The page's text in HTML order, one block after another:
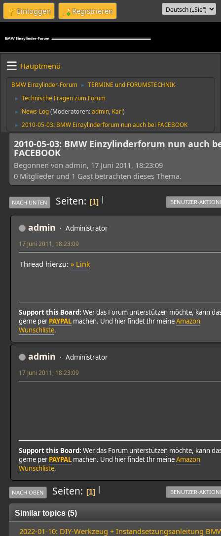
Einloggen Registrieren
Hauptmenü
BMW Einzylinder-Forum ► TERMINE und FORUMSTECHNIK
► Technische Fragen zum Forum
► News-Log(Moderatoren:admin Karl)
► 2010-05-03: BMW Einzylinderforum nun auch bei FACEBOOK
2010-05-03: BMW Einzylinderforum nun auch
FACEBOOK
Begonnen von admin, 17 Juni 2011, 18:23:09
0 Mitglieder und 1 Gast betrachten dieses Thema.
|
NACH UNTEN Seiten 1 BENUTZER-
admin Administrator
17 Juni 2011, 18:23:09
Thread hierzu: » Link
Support this Board: Wer das Forum unterstützen möchte, kann
gerne perPAYPAL machen. Und hier findet Ihr meineAmazon
Wunschliste.
admin Administrator
17 Juni 2011, 18:23:09
Support this Board: Wer das Forum unterstützen möchte, kann
gerne perPAYPAL machen. Und hier findet Ihr meineAmazon
Wunschliste.
|
NACH OBEN Seiten 1 BENUTZER-
Similar topics (5)
2022-01-10: DIY-Werkzeug + Instandsetzungsanleitung